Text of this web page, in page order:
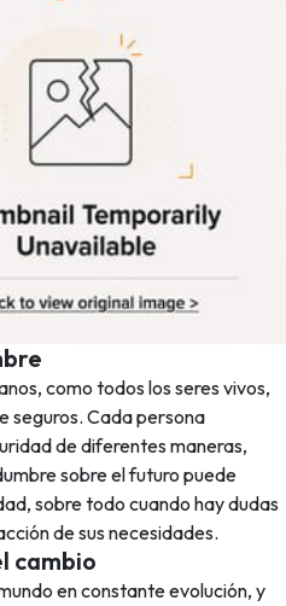
como todos los seres vivos,
seguros. Cada persona
de diferentes maneras,
sobre el futuro puede
sobre todo cuando hay dudas
de sus necesidades.
cambio
en constante evolución, y